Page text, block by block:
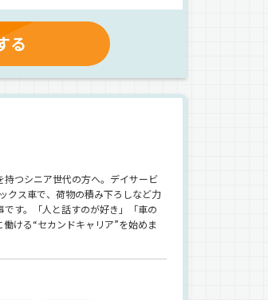
る
持つシニア世代の方へ。デイサービ
クス車で、荷物の積み下ろしなど力
す。「人と話すのが好き」「車の
ける“セカンドキャリア”を始めま